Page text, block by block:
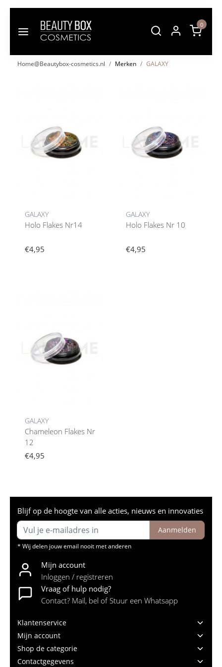
0
Home@Beautybox-cosmetics.nl Merken GALAXY
GALAXY
Holo Flakes Nr14
€4,95
GALAXY
Holo Flakes Nr 10
€4,95
GALAXY
Chameleon Flakes Nr
12
€4,95
Blijf op de hoogte van alle acties, nieuws en innovaties
Aanmelden
* Wij delen jouw email nooit met anderen
Mijn account
Inloggen / registreren
Vraag of hulp nodig?
Contact? Mail, bel of Stuur een Whatsapp
Klantenservice
Mijn account
Shop de categorie
Contactgegevens